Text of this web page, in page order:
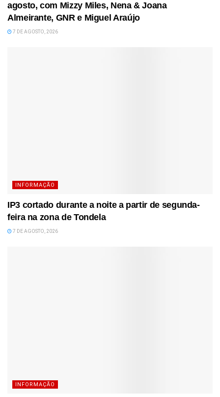
agosto, com Mizzy Miles, Nena & Joana
Almeirante, GNR e Miguel Araújo
7 DE AGOSTO, 2026
INFORMAÇÃO
IP3 cortado durante a noite a partir de segunda-
feira na zona de Tondela
7 DE AGOSTO, 2026
INFORMAÇÃO